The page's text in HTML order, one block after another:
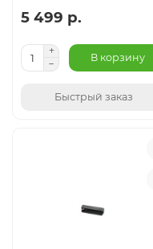
5 499 р.
В корзину
Быстрый заказ